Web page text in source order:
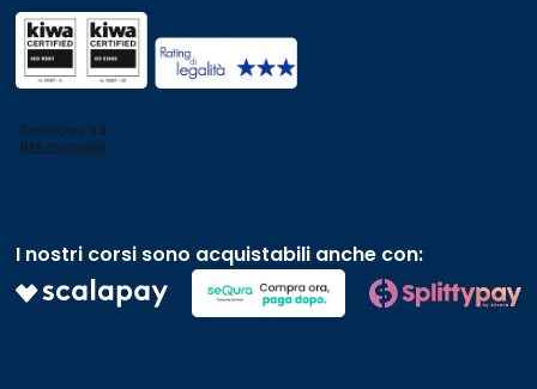
I nostri corsi sono acquistabili anche con: